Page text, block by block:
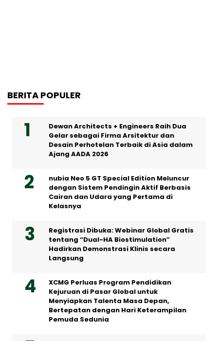
BERITA POPULER
Dewan Architects + Engineers Raih Dua
Gelar sebagai Firma Arsitektur dan
Desain Perhotelan Terbaik di Asia dalam
Ajang AADA 2026
nubia Neo 5 GT Special Edition Meluncur
dengan Sistem Pendingin Aktif Berbasis
Cairan dan Udara yang Pertama di
Kelasnya
Registrasi Dibuka: Webinar Global Gratis
tentang “Dual-HA Biostimulation”
Hadirkan Demonstrasi Klinis secara
Langsung
XCMG Perluas Program Pendidikan
Kejuruan di Pasar Global untuk
Menyiapkan Talenta Masa Depan,
Bertepatan dengan Hari Keterampilan
Pemuda Sedunia